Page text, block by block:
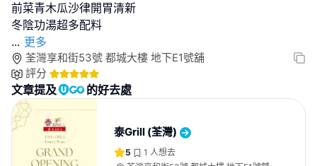
前菜青木瓜沙律開胃清新
... 更多
荃灣享和街53號 都城大樓 地下E1號舖
評分
文章提及 的好去處
泰Grill (荃灣)
5 1 人想去